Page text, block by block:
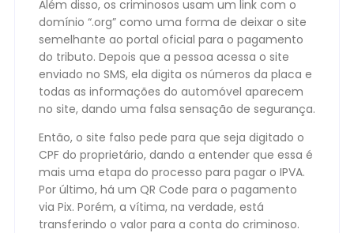
Além disso, os criminosos usam um link com o
domínio “.org” como uma forma de deixar o site
semelhante ao portal oficial para o pagamento
do tributo. Depois que a pessoa acessa o site
enviado no SMS, ela digita os números da placa e
todas as informações do automóvel aparecem
no site, dando uma falsa sensação de segurança.
Então, o site falso pede para que seja digitado o
CPF do proprietário, dando a entender que essa é
mais uma etapa do processo para pagar o IPVA.
Por último, há um QR Code para o pagamento
via Pix. Porém, a vítima, na verdade, está
transferindo o valor para a conta do criminoso.